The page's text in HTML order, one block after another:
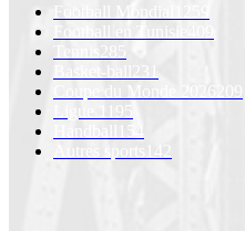
Football Mondial
Football en Tunisie
Basket-ball
Coupe du Monde 2026
195
154
Autres sports 142